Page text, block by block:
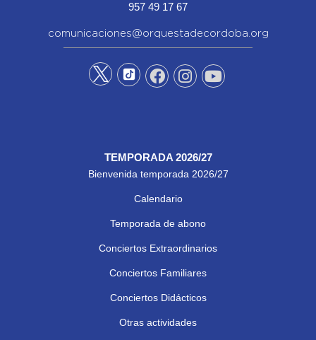
957 49 17 67
comunicaciones@orquestadecordoba.org
TEMPORADA 2026/27
Bienvenida temporada 2026/27
Calendario
Temporada de abono
Conciertos Extraordinarios
Conciertos Familiares
Conciertos Didácticos
Otras actividades